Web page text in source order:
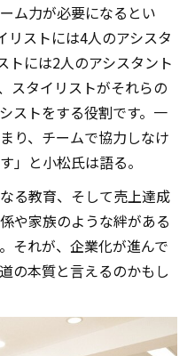
ム力が必要になるとい
リストには4人のアシスタ
トには2人のアシスタント
スタイリストがそれらの
ストをする役割です。一
り、チームで協力しなけ
」と小松氏は語る。
る教育、そして売上達成
や家族のような絆がある
それが、企業化が進んで
の本質と言えるのかもし